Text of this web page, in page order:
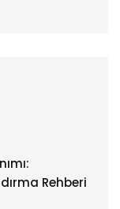
Rehberi